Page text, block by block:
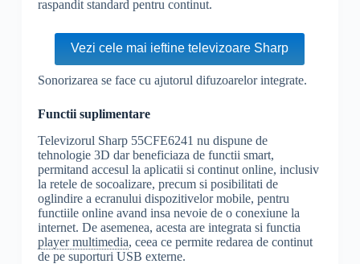
raspandit standard pentru continut.
Vezi cele mai ieftine televizoare Sharp
Sonorizarea se face cu ajutorul difuzoarelor integrate.
Functii suplimentare
Televizorul Sharp 55CFE6241 nu dispune de
tehnologie 3D dar beneficiaza de functii smart,
permitand accesul la aplicatii si continut online, inclusiv
la retele de socoalizare, precum si posibilitati de
oglindire a ecranului dispozitivelor mobile, pentru
functiile online avand insa nevoie de o conexiune la
internet. De asemenea, acesta are integrata si functia
player multimedia, ceea ce permite redarea de continut
de pe suporturi USB externe.